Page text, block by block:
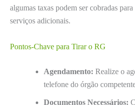
algumas taxas podem ser cobradas
serviços adicionais.
Pontos-Chave para Tirar o RG
Agendamento: Realize o
telefone do órgão
Documentos Necessários: